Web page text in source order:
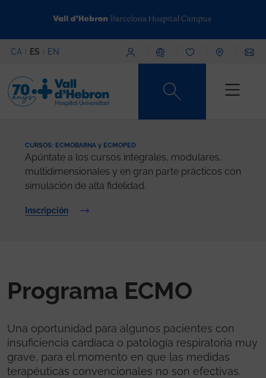
CA ES EN Menú superior
CURSOS: ECMOBARNA y ECMOPED
Apúntate a los cursos integrales, modulares,
multidimensionales y en gran parte prácticos con
simulación de alta fidelidad.
Inscripción
Programa ECMO
Una oportunidad para algunos pacientes con
insuficiencia cardíaca o patología respiratoria muy
grave, para el momento en que las medidas
terapéuticas convencionales no son efectivas.